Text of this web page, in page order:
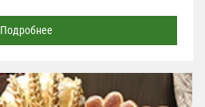
Подробнее